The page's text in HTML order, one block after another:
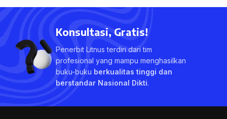
Konsultasi, Gratis!
Penerbit Litnus terdiri dari tim
profesional yang mampu menghasilkan
buku-buku berkualitas tinggi dan
berstandar Nasional Dikti.